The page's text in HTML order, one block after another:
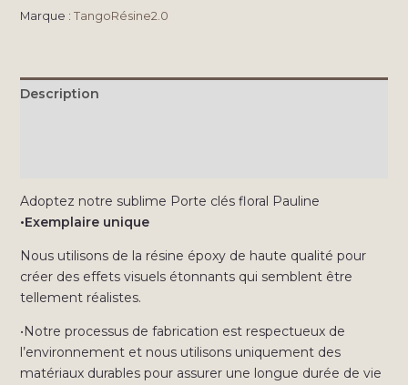
Porte
Marque : TangoRésine2.0
Description
Adoptez notre sublime Porte clés floral Pauline
•Exemplaire unique
Nous utilisons de la résine époxy de haute qualité pour
créer des effets visuels étonnants qui semblent être
tellement réalistes.
•Notre processus de fabrication est respectueux de
l’environnement et nous utilisons uniquement des
matériaux durables pour assurer une longue durée de vie